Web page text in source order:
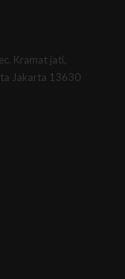
Kramat jati,
Jakarta 13630